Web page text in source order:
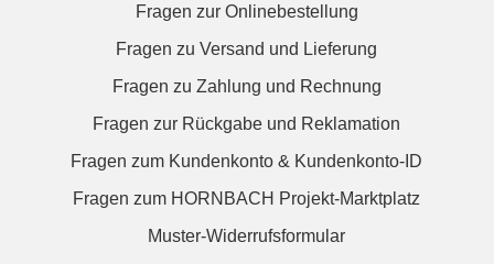
Fragen zur Onlinebestellung
Fragen zu Versand und Lieferung
Fragen zu Zahlung und Rechnung
Fragen zur Rückgabe und Reklamation
Fragen zum Kundenkonto & Kundenkonto-ID
Fragen zum HORNBACH Projekt-Marktplatz
Muster-Widerrufsformular